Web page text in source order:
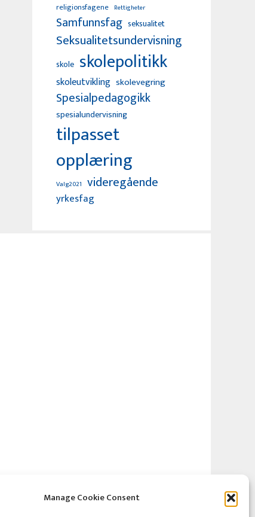
Manage Cookie Consent
religionsfagene Rettigheter
Samfunnsfag seksualitet
Seksualitetsundervisning
skole skolepolitikk
skoleutvikling skolevegring
Spesialpedagogikk
spesialundervisning
tilpasset
opplæring
Valg2021 videregående
yrkesfag